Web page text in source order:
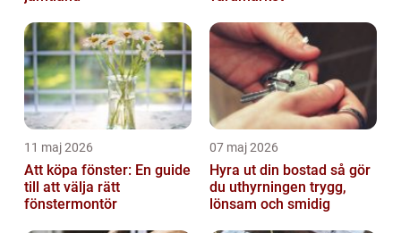
11 maj 2026
Att köpa fönster: En guide
till att välja rätt
fönstermontör
07 maj 2026
Hyra ut din bostad så gör
du uthyrningen trygg,
lönsam och smidig